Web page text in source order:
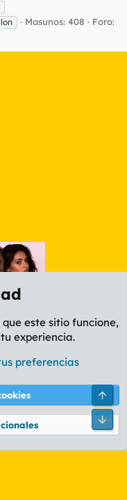
Masunos: 408
Foro:
de privacidad Ayuda
Ltd.
este sitio funcione,
experiencia.
preferencias
Pie